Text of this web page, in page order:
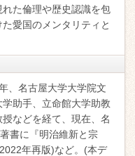
た倫理や歴史認識を包
愛国のメンタリティと
、名古屋大学大学院文
助手、立命館大学助教
などを経て、現在、名
書に『明治維新と宗
年再版)など。(本デ